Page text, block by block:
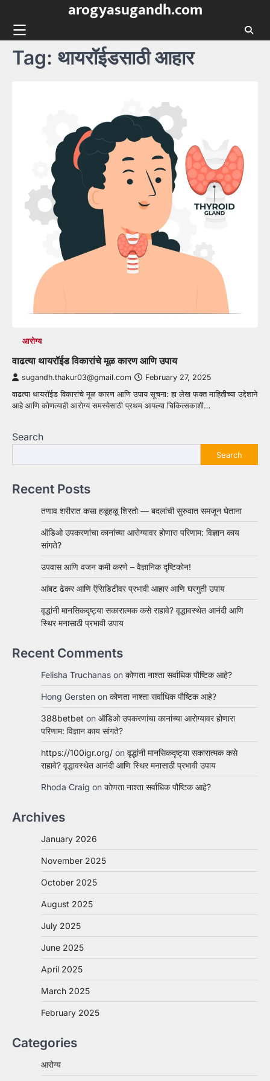
content
arogyasugandh.com
Tag: थायरॉईडसाठी आहार
आरोग्य
वाढत्या थायरॉईड विकारांचे मूळ कारण आणि उपाय
sugandh.thakur03@gmail.com February 27, 2025
वाढत्या थायरॉईड विकारांचे मूळ कारण आणि उपाय सूचना: हा लेख फक्त माहितीच्या उद्देशाने
आहे आणि कोणत्याही आरोग्य समस्येसाठी प्रथम आपल्या चिकित्सकाशी…
Search
Search
Recent Posts
तणाव शरीरात कसा हळूहळू शिरतो — बदलांची सुरुवात समजून घेताना
ऑडिओ उपकरणांचा कानांच्या आरोग्यावर होणारा परिणाम: विज्ञान काय
सांगते?
उपवास आणि वजन कमी करणे – वैज्ञानिक दृष्टिकोन!
आंबट ढेकर आणि ऍसिडिटीवर प्रभावी आहार आणि घरगुती उपाय
वृद्धांनी मानसिकदृष्ट्या सकारात्मक कसे राहावे? वृद्धावस्थेत आनंदी आणि
स्थिर मनासाठी प्रभावी उपाय
Recent Comments
Felisha Truchanas on कोणता नाश्ता सर्वाधिक पौष्टिक आहे?
Hong Gersten on कोणता नाश्ता सर्वाधिक पौष्टिक आहे?
388betbet on ऑडिओ उपकरणांचा कानांच्या आरोग्यावर होणारा
परिणाम: विज्ञान काय सांगते?
https://100igr.org/ on वृद्धांनी मानसिकदृष्ट्या सकारात्मक कसे
राहावे? वृद्धावस्थेत आनंदी आणि स्थिर मनासाठी प्रभावी उपाय
Rhoda Craig on कोणता नाश्ता सर्वाधिक पौष्टिक आहे?
Archives
January 2026
November 2025
October 2025
August 2025
July 2025
June 2025
April 2025
March 2025
February 2025
Categories
आरोग्य